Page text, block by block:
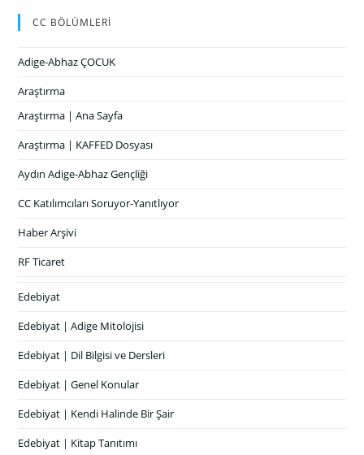
CC BÖLÜMLERİ
Adige-Abhaz ÇOCUK
Araştırma
Araştırma | Ana Sayfa
Araştırma | KAFFED Dosyası
Aydın Adige-Abhaz Gençliği
CC Katılımcıları Soruyor-Yanıtlıyor
Haber Arşivi
RF Ticaret
Edebiyat
Edebiyat | Adige Mitolojisi
Edebiyat | Dil Bilgisi ve Dersleri
Edebiyat | Genel Konular
Edebiyat | Kendi Halinde Bir Şair
Edebiyat | Kitap Tanıtımı